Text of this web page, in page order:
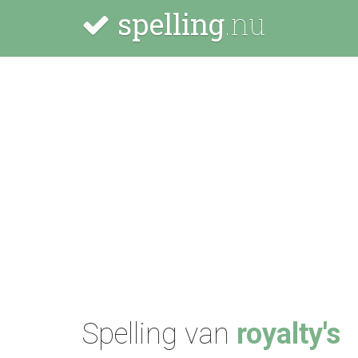
spelling.nu
Spelling van royalty's